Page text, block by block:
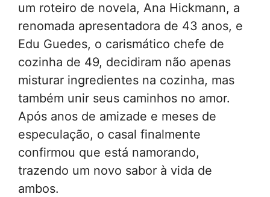
um roteiro de novela, Ana Hickmann, a
renomada apresentadora de 43 anos, e
Edu Guedes, o carismático chefe de
cozinha de 49, decidiram não apenas
misturar ingredientes na cozinha, mas
também unir seus caminhos no amor.
Após anos de amizade e meses de
especulação, o casal finalmente
confirmou que está namorando,
trazendo um novo sabor à vida de
ambos.